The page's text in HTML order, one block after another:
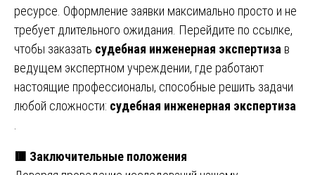
ресурсе. Оформление заявки максимально просто и не
требует длительного ожидания. Перейдите по ссылке,
чтобы заказать судебная инженерная экспертиза в
ведущем экспертном учреждении, где работают
настоящие профессионалы, способные решить задачи
любой сложности: судебная инженерная экспертиза
🟥 Заключительные положения